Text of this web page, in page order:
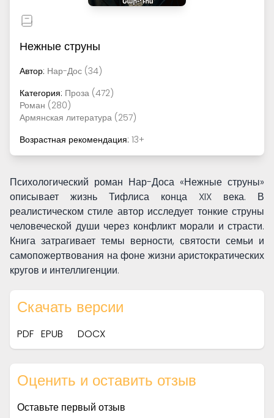
Нежные струны
Автор: Нар-Дос (34)
Категория: Проза (472)
Роман (280)
Армянская литература (257)
Возрастная рекомендация: 13+
Психологический роман Нар-Доса «Нежные струны»
описывает жизнь Тифлиса конца XIX века. В
реалистическом стиле автор исследует тонкие струны
человеческой души через конфликт морали и страсти.
Книга затрагивает темы верности, святости семьи и
самопожертвования на фоне жизни аристократических
кругов и интеллигенции.
Скачать версии
PDF EPUB DOCX
Оценить и оставить отзыв
Оставьте первый отзыв